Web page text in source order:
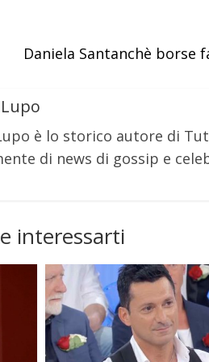
Daniela Santanchè borse
è lo storico autore di
di news di gossip e
interessarti